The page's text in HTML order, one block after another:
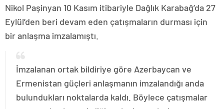
Nikol Paşinyan 10 Kasım itibariyle Dağlık Karabağ’da 27
Eylül’den beri devam eden çatışmaların durması için
bir anlaşma imzalamıştı.
İmzalanan ortak bildiriye göre Azerbaycan ve
Ermenistan güçleri anlaşmanın imzalandığı anda
bulundukları noktalarda kaldı. Böylece çatışmalar